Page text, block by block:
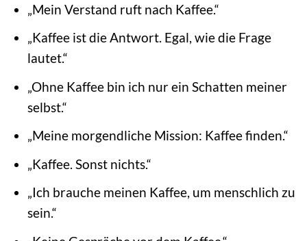
„Mein Verstand ruft nach Kaffee.“
„Kaffee ist die Antwort. Egal, wie die Frage
lautet.“
„Ohne Kaffee bin ich nur ein Schatten meiner
selbst.“
„Meine morgendliche Mission: Kaffee finden.“
„Kaffee. Sonst nichts.“
„Ich brauche meinen Kaffee, um menschlich zu
sein.“